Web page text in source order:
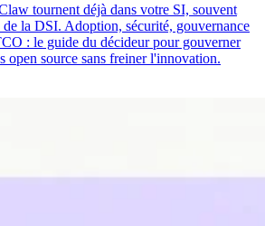
tournent déjà dans votre SI, souvent
la DSI. Adoption, sécurité, gouvernance
: le guide du décideur pour gouverner
open source sans freiner l'innovation.